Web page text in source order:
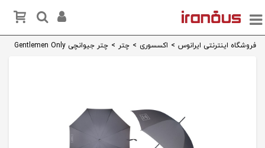
فروشگاه اینترنتی ایرانوس > اکسسوری > چتر > چتر جیوانچی Gentlemen Only